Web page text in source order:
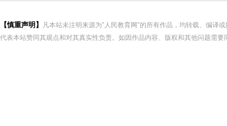
【慎重声明】
凡本站未注明来源为"人民教育网"的所有作品，均转载、编译
代表本站赞同其观点和对其真实性负责。如因作品内容、版权和其他问题需